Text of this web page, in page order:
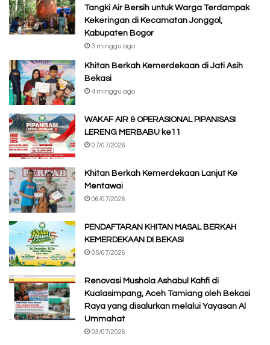
Tangki Air Bersih untuk Warga Terdampak
Kekeringan di Kecamatan Jonggol,
Kabupaten Bogor
3 minggu ago
Khitan Berkah Kemerdekaan di Jati Asih
Bekasi
4 minggu ago
WAKAF AIR & OPERASIONAL PIPANISASI
LERENG MERBABU ke11
07/07/2026
Khitan Berkah Kemerdekaan Lanjut Ke
Mentawai
06/07/2026
PENDAFTARAN KHITAN MASAL BERKAH
KEMERDEKAAN DI BEKASI
05/07/2026
Renovasi Mushola Ashabul Kahfi di
Kualasimpang, Aceh Tamiang oleh Bekasi
Raya yang disalurkan melalui Yayasan Al
Ummahat
03/07/2026